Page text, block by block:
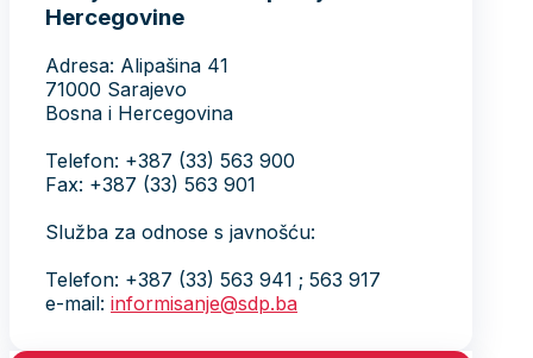
Hercegovine
Adresa: Alipašina 41
71000 Sarajevo
Bosna i Hercegovina
Telefon: +387 (33) 563 900
Fax: +387 (33) 563 901
Služba za odnose s javnošću:
Telefon: +387 (33) 563 941 ; 563 917
e-mail: informisanje@sdp.ba